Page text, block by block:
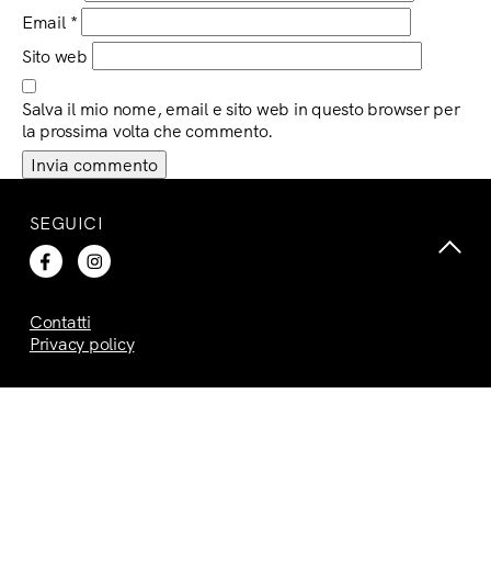
Email *
Sito web
Salva il mio nome, email e sito web in questo browser per
la prossima volta che commento.
SEGUICI
Contatti
Privacy policy